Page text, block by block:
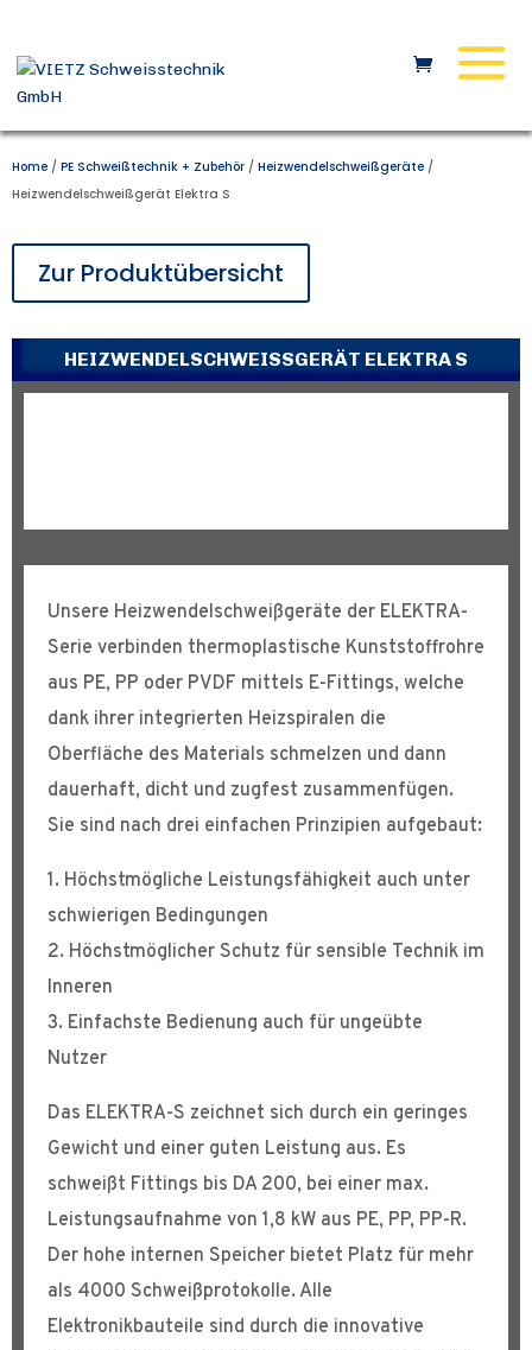
Home / PE Schweißtechnik + Zubehör / Heizwendelschweißgeräte /
Heizwendelschweißgerät Elektra S
Zur Produktübersicht
HEIZWENDELSCHWEISSGERÄT ELEKTRA S
Unsere Heizwendelschweißgeräte der ELEKTRA-
Serie verbinden thermoplastische Kunststoffrohre
aus PE, PP oder PVDF mittels E-Fittings, welche
dank ihrer integrierten Heizspiralen die
Oberfläche des Materials schmelzen und dann
dauerhaft, dicht und zugfest zusammenfügen.
Sie sind nach drei einfachen Prinzipien aufgebaut:
1. Höchstmögliche Leistungsfähigkeit auch unter
schwierigen Bedingungen
2. Höchstmöglicher Schutz für sensible Technik im
Inneren
3. Einfachste Bedienung auch für ungeübte
Nutzer
Das ELEKTRA-S zeichnet sich durch ein geringes
Gewicht und einer guten Leistung aus. Es
schweißt Fittings bis DA 200, bei einer max.
Leistungsaufnahme von 1,8 kW aus PE, PP, PP-R.
Der hohe internen Speicher bietet Platz für mehr
als 4000 Schweißprotokolle. Alle
Elektronikbauteile sind durch die innovative